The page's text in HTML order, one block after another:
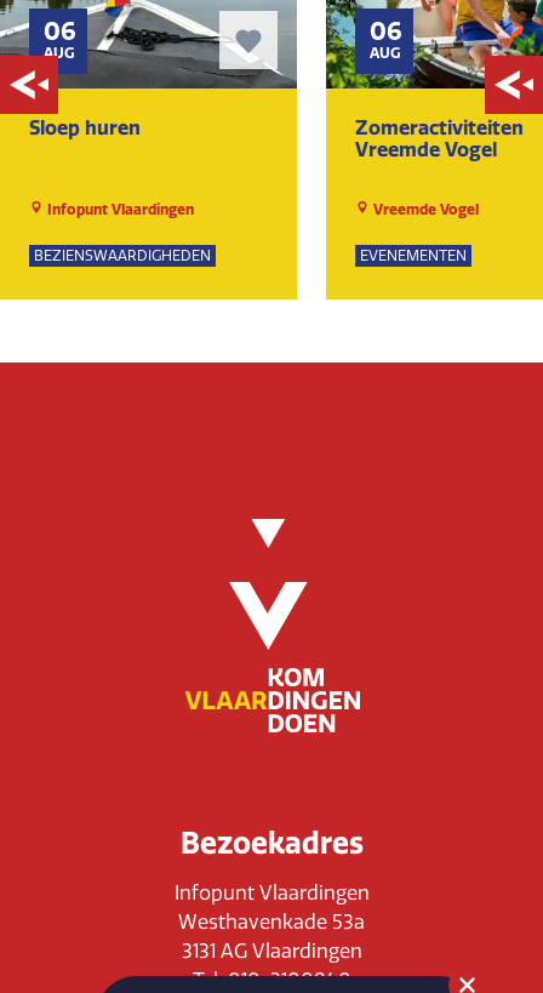
06
AUG
Sloep huren
Infopunt Vlaardingen
BEZIENSWAARDIGHEDEN
06
AUG
Zomeractiviteiten
Vreemde Vogel
Vreemde Vogel
EVENEMENTEN
Bezoekadres
Infopunt Vlaardingen
Westhavenkade 53a
3131 AG Vlaardingen
Tel: 010-3100840